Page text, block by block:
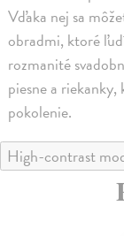
Vďaka nej sa
obradmi, ktoré
rozmanité
piesne a
pokolenie.
High-contrast